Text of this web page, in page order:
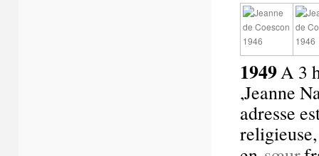
1949 A 3
,Jeanne
adresse